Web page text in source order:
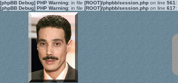
[phpBB Debug] PHP Warning: in file [ROOT]/phpbb/session.php on line 561 :
[phpBB Debug] PHP Warning: in file [ROOT]/phpbb/session.php on line 617: